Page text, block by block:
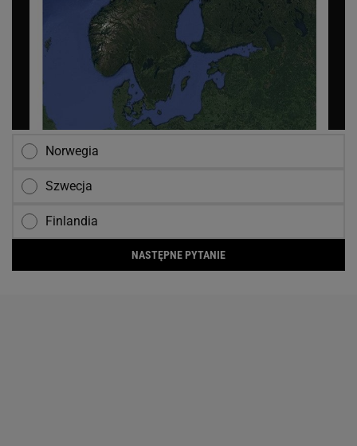
Norwegia
Szwecja
Finlandia
NASTĘPNE PYTANIE